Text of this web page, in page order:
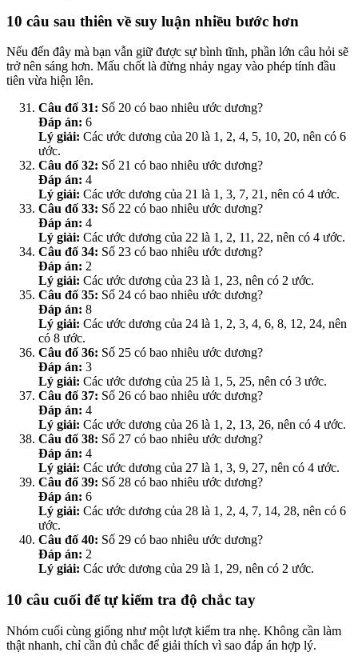
10 câu sau thiên về suy luận nhiều bước hơn
Nếu đến đây mà bạn vẫn giữ được sự bình tĩnh, phần lớn câu hỏi sẽ
trở nên sáng hơn. Mấu chốt là đừng nhảy ngay vào phép tính đầu
tiên vừa hiện lên.
Câu đố 31: Số 20 có bao nhiêu ước dương?
Đáp án: 6
Lý giải: Các ước dương của 20 là 1, 2, 4, 5, 10, 20, nên có 6
ước.
Câu đố 32: Số 21 có bao nhiêu ước dương?
Đáp án: 4
Lý giải: Các ước dương của 21 là 1, 3, 7, 21, nên có 4 ước.
Câu đố 33: Số 22 có bao nhiêu ước dương?
Đáp án: 4
Lý giải: Các ước dương của 22 là 1, 2, 11, 22, nên có 4 ước.
Câu đố 34: Số 23 có bao nhiêu ước dương?
Đáp án: 2
Lý giải: Các ước dương của 23 là 1, 23, nên có 2 ước.
Câu đố 35: Số 24 có bao nhiêu ước dương?
Đáp án: 8
Lý giải: Các ước dương của 24 là 1, 2, 3, 4, 6, 8, 12, 24, nên
có 8 ước.
Câu đố 36: Số 25 có bao nhiêu ước dương?
Đáp án: 3
Lý giải: Các ước dương của 25 là 1, 5, 25, nên có 3 ước.
Câu đố 37: Số 26 có bao nhiêu ước dương?
Đáp án: 4
Lý giải: Các ước dương của 26 là 1, 2, 13, 26, nên có 4 ước.
Câu đố 38: Số 27 có bao nhiêu ước dương?
Đáp án: 4
Lý giải: Các ước dương của 27 là 1, 3, 9, 27, nên có 4 ước.
Câu đố 39: Số 28 có bao nhiêu ước dương?
Đáp án: 6
Lý giải: Các ước dương của 28 là 1, 2, 4, 7, 14, 28, nên có 6
ước.
Câu đố 40: Số 29 có bao nhiêu ước dương?
Đáp án: 2
Lý giải: Các ước dương của 29 là 1, 29, nên có 2 ước.
10 câu cuối để tự kiểm tra độ chắc tay
Nhóm cuối cùng giống như một lượt kiểm tra nhẹ. Không cần làm
thật nhanh, chỉ cần đủ chắc để giải thích vì sao đáp án hợp lý.